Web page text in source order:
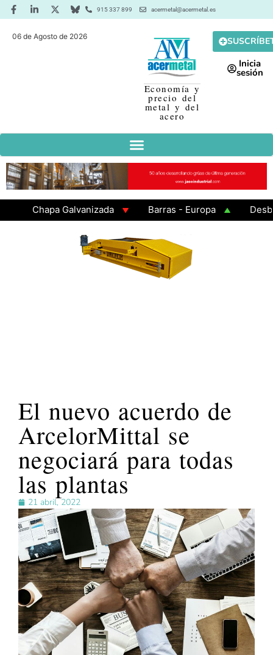
915 337 899 acermetal@acermetal.es
06 de Agosto de 2026
Economía y
precio del
metal y del
acero
Inicia
sesión
Chapa Galvanizada Barras - Europa
El nuevo acuerdo de
ArcelorMittal se
negociará para todas
las plantas
21 abril, 2022